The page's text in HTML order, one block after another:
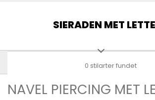
SIERADEN MET
0 stilarter fundet
NAVEL PIERCING MET